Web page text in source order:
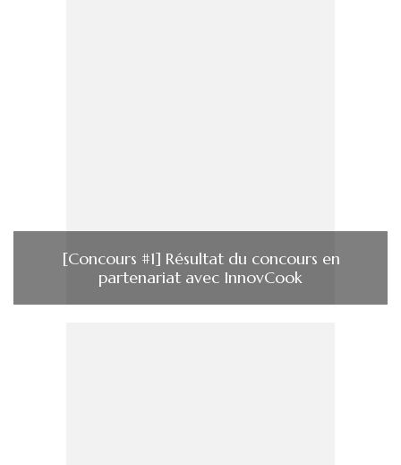
[Concours #1] Résultat du concours en
partenariat avec InnovCook